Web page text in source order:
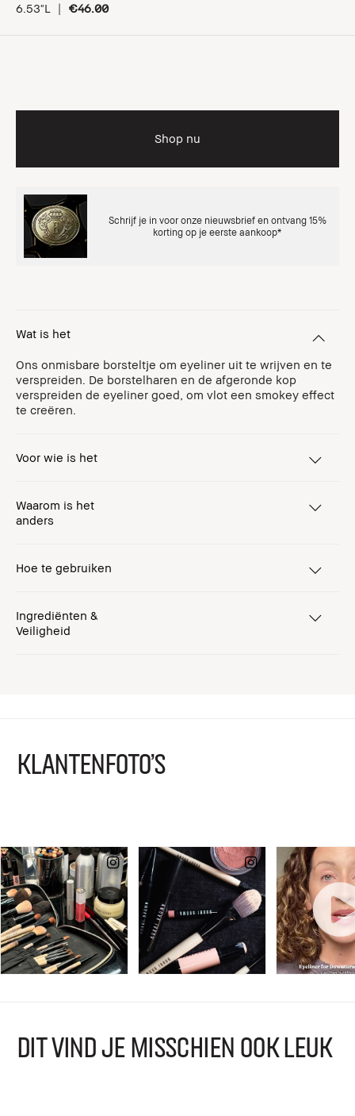
6.53"L | €46.00
Shop nu
Schrijf je in voor onze nieuwsbrief en ontvang 15%
korting op je eerste aankoop*
Wat is het
Ons onmisbare borsteltje om eyeliner uit te wrijven en te
verspreiden. De borstelharen en de afgeronde kop
verspreiden de eyeliner goed, om vlot een smokey effect
te creëren.
Voor wie is het
Waarom is het
anders
Hoe te gebruiken
Ingrediënten &
Veiligheid
KLANTENFOTO'S
DIT VIND JE MISSCHIEN OOK LEUK